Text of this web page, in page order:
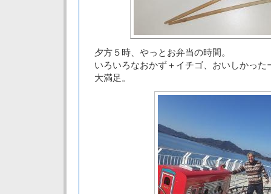
夕方５時、やっとお弁当の時間。
いろいろなおかず＋イチゴ、おいしかった
大満足。